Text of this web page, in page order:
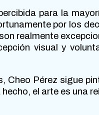
para la
por los
realmente
visual y
Cheo Pérez sigue
el arte es una